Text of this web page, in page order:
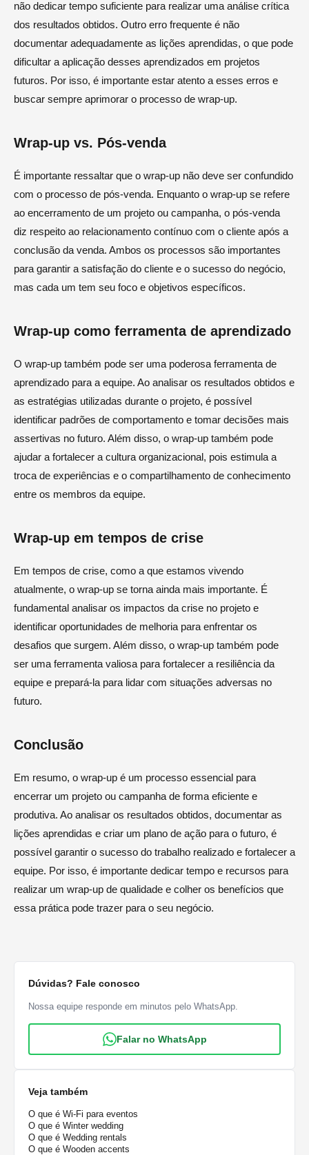
não dedicar tempo suficiente para realizar uma análise crítica
dos resultados obtidos. Outro erro frequente é não
documentar adequadamente as lições aprendidas, o que pode
dificultar a aplicação desses aprendizados em projetos
futuros. Por isso, é importante estar atento a esses erros e
buscar sempre aprimorar o processo de wrap-up.
Wrap-up vs. Pós-venda
É importante ressaltar que o wrap-up não deve ser confundido
com o processo de pós-venda. Enquanto o wrap-up se refere
ao encerramento de um projeto ou campanha, o pós-venda
diz respeito ao relacionamento contínuo com o cliente após a
conclusão da venda. Ambos os processos são importantes
para garantir a satisfação do cliente e o sucesso do negócio,
mas cada um tem seu foco e objetivos específicos.
Wrap-up como ferramenta de aprendizado
O wrap-up também pode ser uma poderosa ferramenta de
aprendizado para a equipe. Ao analisar os resultados obtidos e
as estratégias utilizadas durante o projeto, é possível
identificar padrões de comportamento e tomar decisões mais
assertivas no futuro. Além disso, o wrap-up também pode
ajudar a fortalecer a cultura organizacional, pois estimula a
troca de experiências e o compartilhamento de conhecimento
entre os membros da equipe.
Wrap-up em tempos de crise
Em tempos de crise, como a que estamos vivendo
atualmente, o wrap-up se torna ainda mais importante. É
fundamental analisar os impactos da crise no projeto e
identificar oportunidades de melhoria para enfrentar os
desafios que surgem. Além disso, o wrap-up também pode
ser uma ferramenta valiosa para fortalecer a resiliência da
equipe e prepará-la para lidar com situações adversas no
futuro.
Conclusão
Em resumo, o wrap-up é um processo essencial para
encerrar um projeto ou campanha de forma eficiente e
produtiva. Ao analisar os resultados obtidos, documentar as
lições aprendidas e criar um plano de ação para o futuro, é
possível garantir o sucesso do trabalho realizado e fortalecer a
equipe. Por isso, é importante dedicar tempo e recursos para
realizar um wrap-up de qualidade e colher os benefícios que
essa prática pode trazer para o seu negócio.
Dúvidas? Fale conosco
Nossa equipe responde em minutos pelo WhatsApp.
Falar no WhatsApp
Veja também
O que é Wi-Fi para eventos
O que é Winter wedding
O que é Wedding rentals
O que é Wooden accents